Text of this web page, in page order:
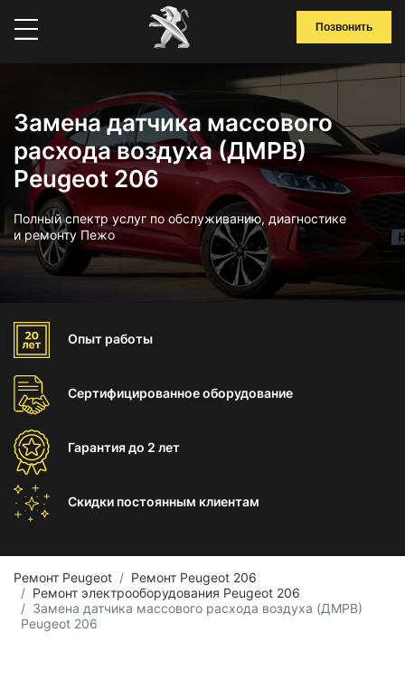
Позвонить
Замена датчика массового
расхода воздуха (ДМРВ)
Peugeot 206
Полный спектр услуг по обслуживанию, диагностике
и ремонту Пежо
Опыт работы
Сертифицированноеоборудование
Гарантиядо 2 лет
Скидки постоянным клиентам
Ремонт Peugeot
Ремонт Peugeot 206
Ремонт электрооборудования Peugeot 206
Замена датчика массового расхода воздуха (ДМРВ)
Peugeot 206